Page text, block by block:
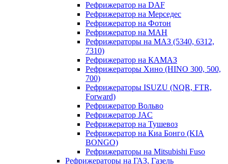
Рефрижератор на DAF
Рефрижератор на Мерседес
Рефрижератор на Фотон
Рефрижератор на МАН
Рефрижераторы на МАЗ (5340, 6312,
7310)
Рефрижератор на КАМАЗ
Рефрижераторы Хино (HINO 300, 500,
700)
Рефрижераторы ISUZU (NQR, FTR,
Forward)
Рефрижератор Вольво
Рефрижератор JAC
Рефрижератор на Тушевоз
Рефрижератор на Киа Бонго (KIA
BONGO)
Рефрижераторы на Mitsubishi Fuso
Рефрижераторы на ГАЗ, Газель